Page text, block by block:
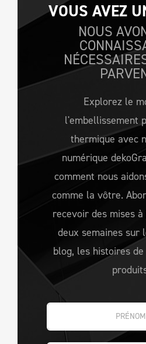
VOUS AVEZ
NOUS
Explorez le
l'embellissement
thermique avec
numérique
comment nous
comme la vôtre.
recevoir des mises
deux semaines sur
blog, les histoires